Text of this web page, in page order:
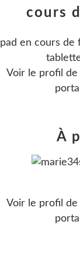
cours
Ipad en cours
Voir le profil de
À
Voir le profil de